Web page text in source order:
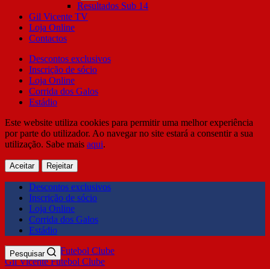
Resultados Sub 14
Gil Vicente TV
Loja Online
Contactos
Descontos exclusivos
Inscrição de sócio
Loja Online
Corrida dos Galos
Estádio
Este website utiliza cookies para permitir uma melhor experiência
por parte do utilizador. Ao navegar no site estará a consentir a sua
utilização. Sabe mais aqui.
Aceitar Rejeitar
Descontos exclusivos
Inscrição de sócio
Loja Online
Corrida dos Galos
Estádio
Gil Vicente Futebol Clube
Pesquisar